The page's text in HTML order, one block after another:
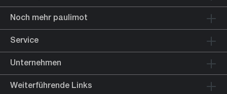
Noch mehr paulimot
Service
Unternehmen
Weiterführende Links